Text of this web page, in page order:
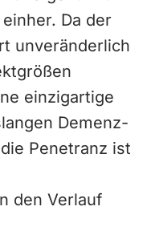
Da der
unveränderlich
einzigartige
Demenz-
Penetranz ist
den Verlauf